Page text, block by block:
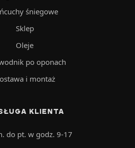
śniegowe
Sklep
Oleje
po oponach
i montaż
KLIENTA
do pt. w godz. 9-17